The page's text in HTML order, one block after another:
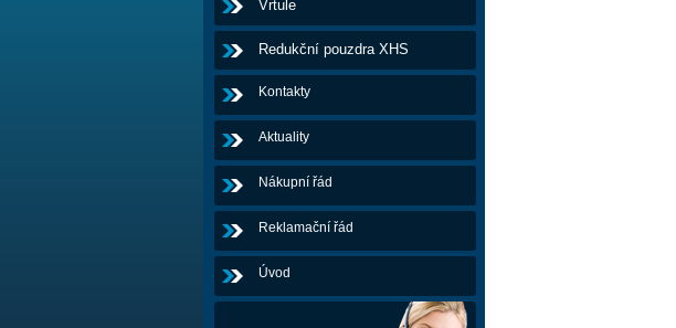
Vrtule
Redukční pouzdra XHS
Kontakty
Aktuality
Nákupní řád
Reklamační řád
Úvod